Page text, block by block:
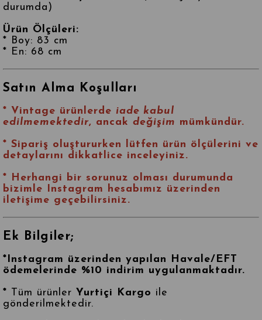
durumda)
Ürün Ölçüleri:
* Boy: 83 cm
* En: 68 cm
Satın Alma Koşulları
* Vintage ürünlerde iade kabul
edilmemektedir, ancak değişim mümkündür.
* Sipariş oluştururken lütfen ürün ölçülerini ve
detaylarını dikkatlice inceleyiniz.
* Herhangi bir sorunuz olması durumunda
bizimle Instagram hesabımız üzerinden
iletişime geçebilirsiniz.
Ek Bilgiler;
*Instagram üzerinden yapılan Havale/EFT
ödemelerinde %10 indirim uygulanmaktadır.
* Tüm ürünler Yurtiçi Kargo ile
gönderilmektedir.